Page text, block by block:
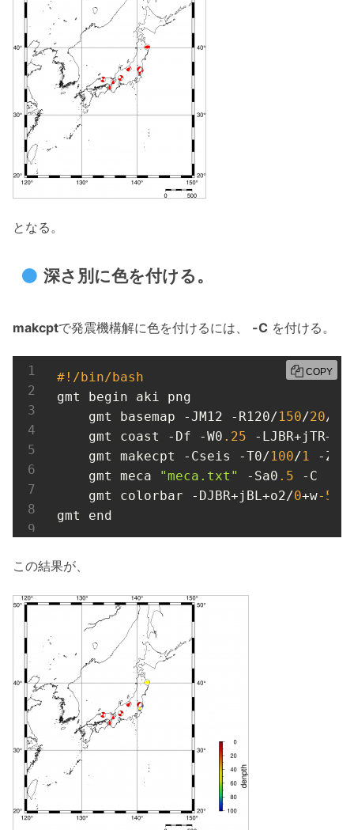
となる。
深さ別に色を付ける。
makcptで発震機構解に色を付けるには、 -C を付ける。
#!/bin/bash
gmt begin aki png
    gmt basemap -JM12 -R120/
150/20/
    gmt coast -Df -W0
.25 -
    gmt makecpt -Cseis -T0/
100/1 -Z
    gmt meca
"meca.txt" -Sa0 .5 -C
    gmt colorbar -DJBR+jBL+o2/
0+w-5
gmt end
COPY
この結果が、